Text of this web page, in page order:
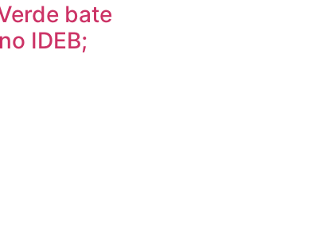
bate
IDEB;